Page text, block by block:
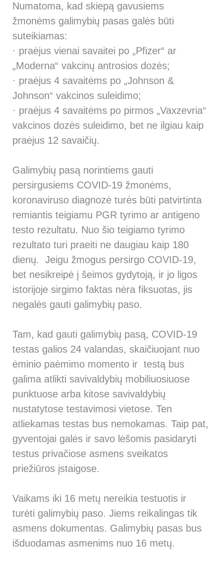
Numatoma, kad skiepą gavusiems
žmonėms galimybių pasas galės būti
suteikiamas:
· praėjus vienai savaitei po „Pfizer“ ar
„Moderna“ vakcinų antrosios dozės;
· praėjus 4 savaitėms po „Johnson &
Johnson“ vakcinos suleidimo;
· praėjus 4 savaitėms po pirmos „Vaxzevria“
vakcinos dozės suleidimo, bet ne ilgiau kaip
praėjus 12 savaičių.
Galimybių pasą norintiems gauti
persirgusiems COVID-19 žmonėms,
koronaviruso diagnozė turės būti patvirtinta
remiantis teigiamu PGR tyrimo ar antigeno
testo rezultatu. Nuo šio teigiamo tyrimo
rezultato turi praeiti ne daugiau kaip 180
dienų. Jeigu žmogus persirgo COVID-19,
bet nesikreipė į šeimos gydytoją, ir jo ligos
istorijoje sirgimo faktas nėra fiksuotas, jis
negalės gauti galimybių paso.
Tam, kad gauti galimybių pasą, COVID-19
testas galios 24 valandas, skaičiuojant nuo
ėminio paėmimo momento ir testą bus
galima atlikti savivaldybių mobiliuosiuose
punktuose arba kitose savivaldybių
nustatytose testavimosi vietose. Ten
atliekamas testas bus nemokamas. Taip pat,
gyventojai galės ir savo lėšomis pasidaryti
testus privačiose asmens sveikatos
priežiūros įstaigose.
Vaikams iki 16 metų nereikia testuotis ir
turėti galimybių paso. Jiems reikalingas tik
asmens dokumentas. Galimybių pasas bus
išduodamas asmenims nuo 16 metų.